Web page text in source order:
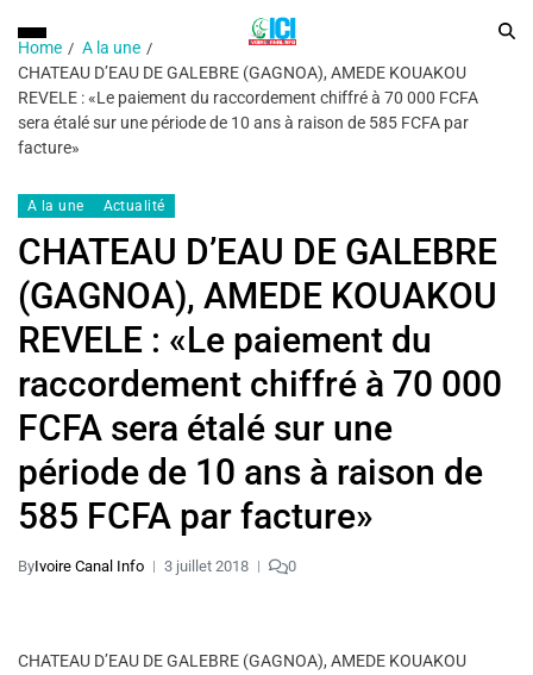
Home
A la une
CHATEAU D’EAU DE GALEBRE (GAGNOA), AMEDE KOUAKOU
REVELE : «Le paiement du raccordement chiffré à 70 000 FCFA
sera étalé sur une période de 10 ans à raison de 585 FCFA par
facture»
A la une Actualité
CHATEAU D’EAU DE GALEBRE
(GAGNOA), AMEDE KOUAKOU
REVELE : «Le paiement du
raccordement chiffré à 70 000
FCFA sera étalé sur une
période de 10 ans à raison de
585 FCFA par facture»
ByIvoire Canal Info 3 juillet 2018 0
CHATEAU D’EAU DE GALEBRE (GAGNOA), AMEDE KOUAKOU